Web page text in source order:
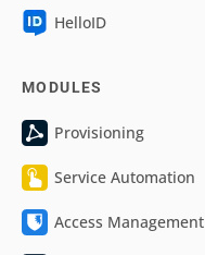
HelloID
MODULES
Provisioning
Service Automation
Access Management